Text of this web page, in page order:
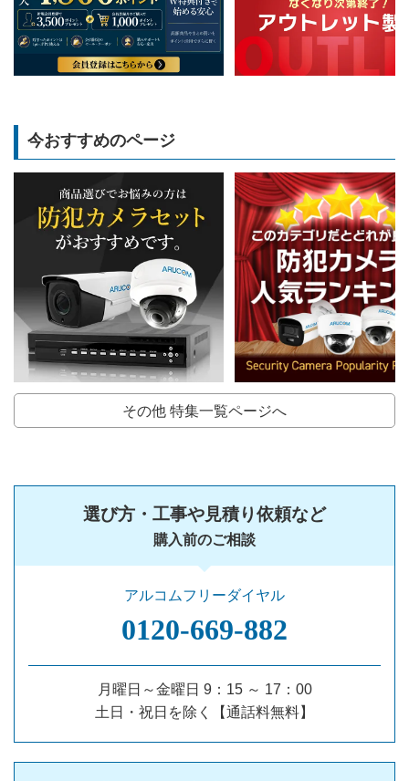
今おすすめのページ
その他 特集一覧ページへ
選び方・工事や見積り依頼など
購入前のご相談
アルコムフリーダイヤル
0120‐669‐882
月曜日～金曜日 9：15 ～ 17：00
土日・祝日を除く【通話料無料】